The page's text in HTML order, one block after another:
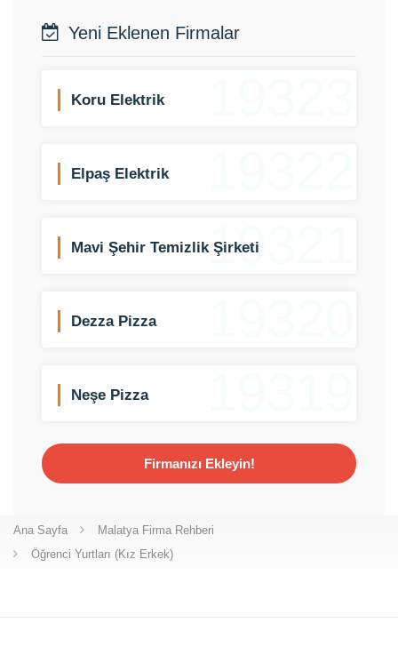
Yeni Eklenen Firmalar
Koru Elektrik
Elpaş Elektrik
19321
Mavi Şehir Temizlik Şirketi
Dezza Pizza
Neşe Pizza
Firmanızı Ekleyin!
Ana Sayfa
Malatya Firma Rehberi
Öğrenci Yurtları (Kız Erkek)